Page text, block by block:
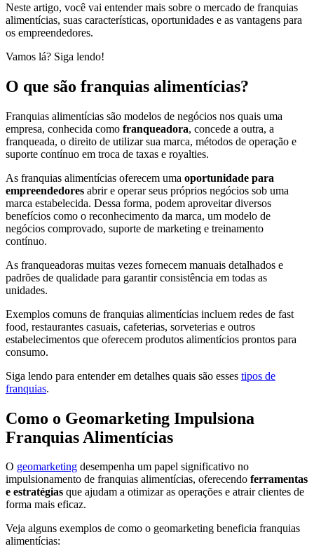
Neste artigo, você vai entender mais sobre o mercado de franquias
alimentícias, suas características, oportunidades e as vantagens para
os empreendedores.
Vamos lá? Siga lendo!
O que são franquias alimentícias?
Franquias alimentícias são modelos de negócios nos quais uma
empresa, conhecida como franqueadora, concede a outra, a
franqueada, o direito de utilizar sua marca, métodos de operação e
suporte contínuo em troca de taxas e royalties.
As franquias alimentícias oferecem uma oportunidade para
empreendedores abrir e operar seus próprios negócios sob uma
marca estabelecida. Dessa forma, podem aproveitar diversos
benefícios como o reconhecimento da marca, um modelo de
negócios comprovado, suporte de marketing e treinamento
contínuo.
As franqueadoras muitas vezes fornecem manuais detalhados e
padrões de qualidade para garantir consistência em todas as
unidades.
Exemplos comuns de franquias alimentícias incluem redes de fast
food, restaurantes casuais, cafeterias, sorveterias e outros
estabelecimentos que oferecem produtos alimentícios prontos para
consumo.
Siga lendo para entender em detalhes quais são esses tipos de
franquias.
Como o Geomarketing Impulsiona
Franquias Alimentícias
O geomarketing desempenha um papel significativo no
impulsionamento de franquias alimentícias, oferecendo ferramentas
e estratégias que ajudam a otimizar as operações e atrair clientes de
forma mais eficaz.
Veja alguns exemplos de como o geomarketing beneficia franquias
alimentícias: